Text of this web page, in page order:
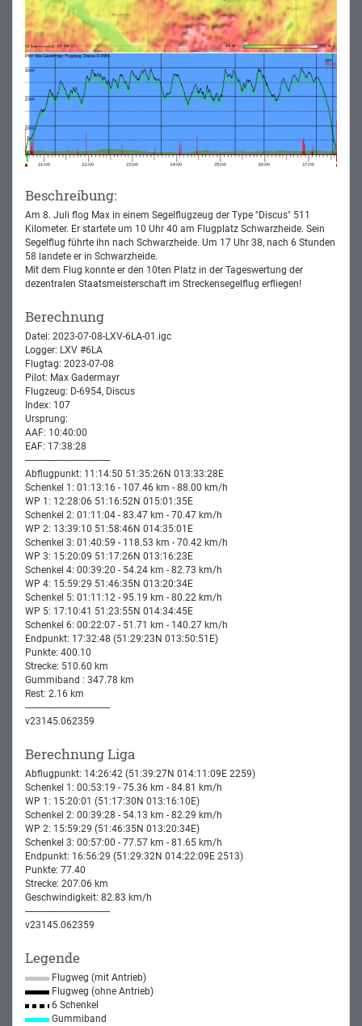
Beschreibung:
Am 8. Juli flog Max in einem Segelflugzeug der Type "Discus" 511
Kilometer. Er startete um 10 Uhr 40 am Flugplatz Schwarzheide. Sein
Segelflug führte ihn nach Schwarzheide. Um 17 Uhr 38, nach 6 Stunden
58 landete er in Schwarzheide.
Mit dem Flug konnte er den 10ten Platz in der Tageswertung der
dezentralen Staatsmeisterschaft im Streckensegelflug erfliegen!
Berechnung
Datei: 2023-07-08-LXV-6LA-01.igc
Logger: LXV #6LA
Flugtag: 2023-07-08
Pilot: Max Gadermayr
Flugzeug: D-6954, Discus
Index: 107
Ursprung:
AAF: 10:40:00
EAF: 17:38:28
-----------------------------------
Abflugpunkt: 11:14:50 51:35:26N 013:33:28E
Schenkel 1: 01:13:16 - 107.46 km - 88.00 km/h
WP 1: 12:28:06 51:16:52N 015:01:35E
Schenkel 2: 01:11:04 - 83.47 km - 70.47 km/h
WP 2: 13:39:10 51:58:46N 014:35:01E
Schenkel 3: 01:40:59 - 118.53 km - 70.42 km/h
WP 3: 15:20:09 51:17:26N 013:16:23E
Schenkel 4: 00:39:20 - 54.24 km - 82.73 km/h
WP 4: 15:59:29 51:46:35N 013:20:34E
Schenkel 5: 01:11:12 - 95.19 km - 80.22 km/h
WP 5: 17:10:41 51:23:55N 014:34:45E
Schenkel 6: 00:22:07 - 51.71 km - 140.27 km/h
Endpunkt: 17:32:48 (51:29:23N 013:50:51E)
Punkte: 400.10
Strecke: 510.60 km
Gummiband : 347.78 km
Rest: 2.16 km
-----------------------------------
v23145.062359
Berechnung Liga
Abflugpunkt: 14:26:42 (51:39:27N 014:11:09E 2259)
Schenkel 1: 00:53:19 - 75.36 km - 84.81 km/h
WP 1: 15:20:01 (51:17:30N 013:16:10E)
Schenkel 2: 00:39:28 - 54.13 km - 82.29 km/h
WP 2: 15:59:29 (51:46:35N 013:20:34E)
Schenkel 3: 00:57:00 - 77.57 km - 81.65 km/h
Endpunkt: 16:56:29 (51:29:32N 014:22:09E 2513)
Punkte: 77.40
Strecke: 207.06 km
Geschwindigkeit: 82.83 km/h
-----------------------------------
v23145.062359
Legende
Flugweg (mit Antrieb)
Flugweg (ohne Antrieb)
6 Schenkel
Gummiband